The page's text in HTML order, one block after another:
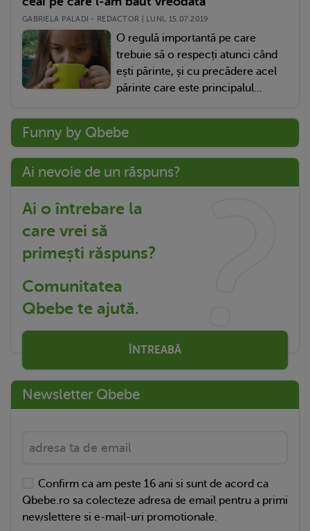
GABRIELA PALADI - REDACTOR | LUNI, 15.07.2019
O regulă importantă pe care
trebuie să o respecți atunci când
ești părinte, și cu precădere acel
părinte care este principalul...
Funny by Qbebe
Ai nevoie de un răspuns?
Ai o întrebare la
care vrei să
primești răspuns?
Comunitatea
Qbebe te ajută.
ÎNTREABĂ
Newsletter Qbebe
Confirm ca am peste 16 ani si sunt de acord ca
Qbebe.ro sa colecteze adresa de email pentru a primi
newslettere si e-mail-uri promotionale.